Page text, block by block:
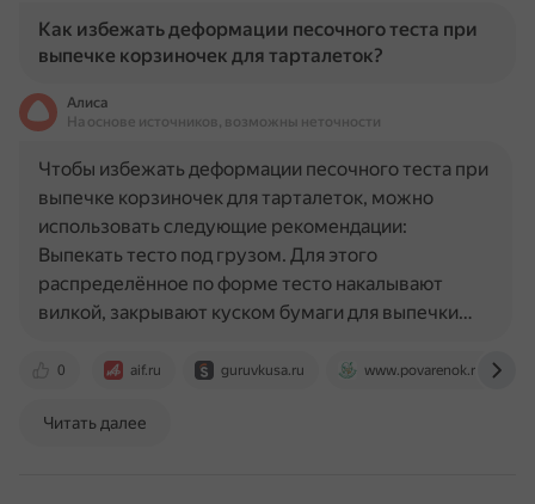
Как избежать деформации песочного теста при
выпечке корзиночек для тарталеток?
Алиса
На основе источников, возможны неточности
0 aif.ru guruvkusa.ru www.povarenok.ru
Чтобы избежать деформации песочного теста при
выпечке корзиночек для тарталеток, можно
использовать следующие рекомендации:
Выпекать тесто под грузом. Для этого
распределённое по форме тесто накалывают
вилкой, закрывают куском бумаги для выпечки…
Читать далее